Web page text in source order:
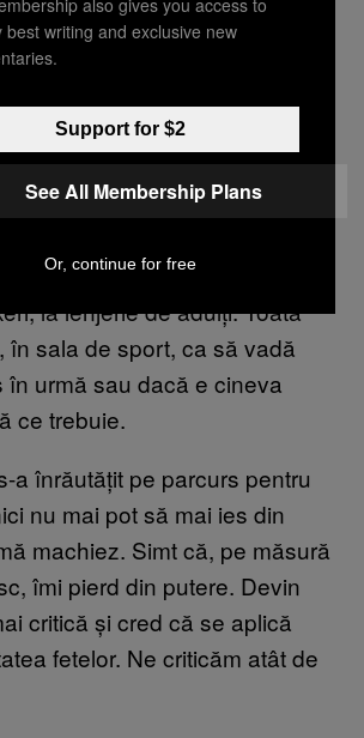
și care sunt fetele
și poartă haine de femei
pentru fete, ești judecată
arăți. La vestiare ne
La ora de sport,
mele se duceau să se
mai degrabă decât să fie în
aia când treci de la chiloți
la lenjerie de adulți. Toată
în sala de sport, ca să vadă
în urmă sau dacă e cineva
ce trebuie.
a înrăutățit pe parcurs pentru
nu mai pot să mai ies din
machiez. Simt că, pe măsură
îmi pierd din putere. Devin
critică și cred că se aplică
fetelor. Ne criticăm atât de
best writing and exclusive new
Support for $2
See All Membership Plans
Or, continue for free